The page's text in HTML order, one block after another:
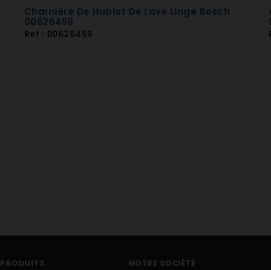
Charnière De Hublot De Lave Linge Bosch
00626459
Ref : 00626459
PRODUITS NOTRE SOCIÉTÉ